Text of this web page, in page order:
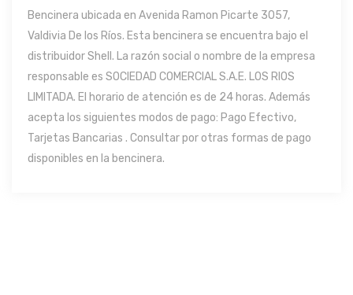
Bencinera ubicada en Avenida Ramon Picarte 3057,
Valdivia De los Ríos. Esta bencinera se encuentra bajo el
distribuidor Shell. La razón social o nombre de la empresa
responsable es SOCIEDAD COMERCIAL S.A.E. LOS RIOS
LIMITADA. El horario de atención es de 24 horas. Además
acepta los siguientes modos de pago: Pago Efectivo,
Tarjetas Bancarias . Consultar por otras formas de pago
disponibles en la bencinera.